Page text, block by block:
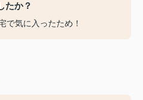
たか？
で気に入ったため！